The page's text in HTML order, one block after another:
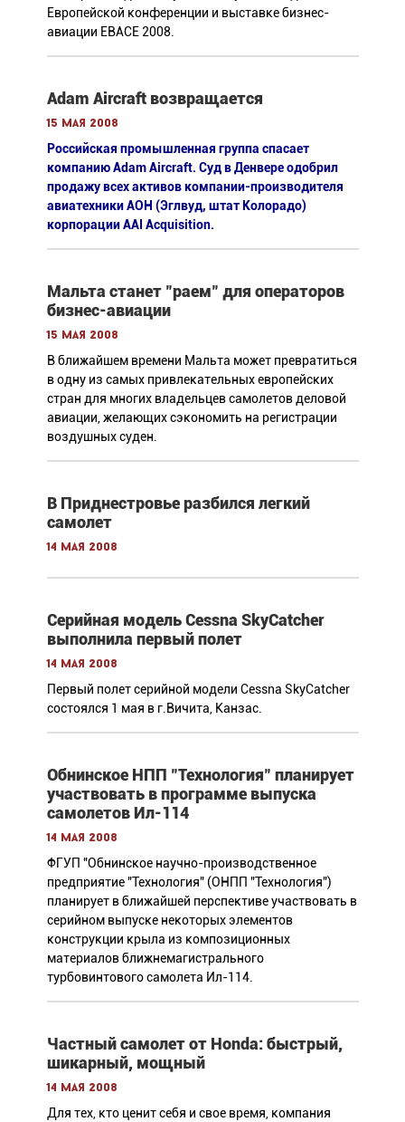
Европейской конференции и выставке бизнес-
авиации EBACE 2008.
Adam Aircraft возвращается
15 мая 2008
Российская промышленная группа спасает
компанию Adam Aircraft. Суд в Денвере одобрил
продажу всех активов компании-производителя
авиатехники АОН (Эглвуд, штат Колорадо)
корпорации AAI Acquisition.
Мальта станет "раем" для операторов
бизнес-авиации
15 мая 2008
В ближайшем времени Мальта может превратиться
в одну из самых привлекательных европейских
стран для многих владельцев самолетов деловой
авиации, желающих сэкономить на регистрации
воздушных суден.
В Приднестровье разбился легкий
самолет
14 мая 2008
Серийная модель Cessna SkyCatcher
выполнила первый полет
14 мая 2008
Первый полет серийной модели Cessna SkyCatcher
состоялся 1 мая в г.Вичита, Канзас.
Обнинское НПП "Технология" планирует
участвовать в программе выпуска
самолетов Ил-114
14 мая 2008
ФГУП "Обнинское научно-производственное
предприятие "Технология" (ОНПП "Технология")
планирует в ближайшей перспективе участвовать в
серийном выпуске некоторых элементов
конструкции крыла из композиционных
материалов ближнемагистрального
турбовинтового самолета Ил-114.
Частный самолет от Honda: быстрый,
шикарный, мощный
14 мая 2008
Для тех, кто ценит себя и свое время, компания